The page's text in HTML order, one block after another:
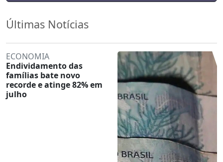
Últimas Notícias
ECONOMIA
Endividamento das
famílias bate novo
recorde e atinge 82% em
julho